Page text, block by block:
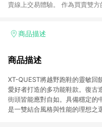
賣線上交易體驗。 作為買賣雙
鞋、街頭服飾與收藏品交易平台。 客服專線：+886-2-2706-
商品描述
商品描述
XT-QUEST將越野跑鞋的靈敏回
愛好者打造的多功能鞋款。復古
街頭皆能應對自如。具備穩定的
是一雙結合風格與性能的理想之